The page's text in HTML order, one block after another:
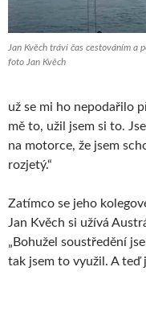
Jan Kvěch tráví čas cestováním a
foto Jan Kvěch
už se mi ho nepodařilo
mě to, užil jsem si to.
na motorce, že jsem
rozjetý.“
Zatímco se jeho
Jan Kvěch si užívá
„Bohužel soustředění
tak jsem to využil. A teď